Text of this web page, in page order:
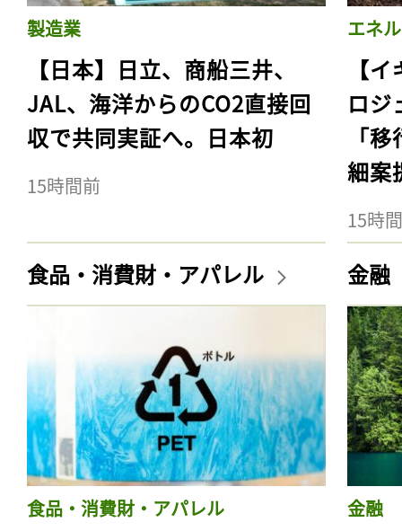
製造業
【日本】日立、商船三井、
JAL、海洋からのCO2直接回
収で共同実証へ。日本初
15時間前
エネ
【
ロジ
「
細案
15時
食品・消費財・アパレル
食品・消費財・アパレル
金融
金融